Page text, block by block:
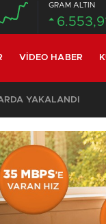
GRAM ALTIN
VIDEO HABER
YAKALANDI